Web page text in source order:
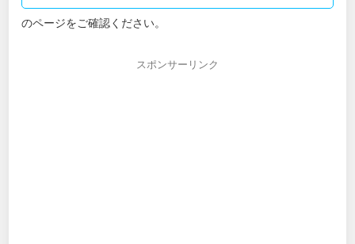
のページをご確認ください。
スポンサーリンク